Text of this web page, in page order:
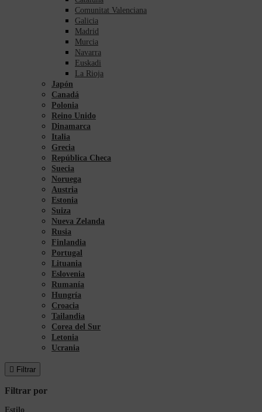
Comunitat Valenciana
Galicia
Madrid
Murcia
Navarra
Euskadi
La Rioja
Japón
Canadá
Polonia
Reino Unido
Dinamarca
Italia
Grecia
República Checa
Suecia
Noruega
Austria
Estonia
Suiza
Nueva Zelanda
Rusia
Finlandia
Portugal
Lituania
Eslovenia
Rumanía
Hungría
Croacia
Tailandia
Corea del Sur
Letonia
Ucrania
 Filtrar
Filtrar por
Estilo